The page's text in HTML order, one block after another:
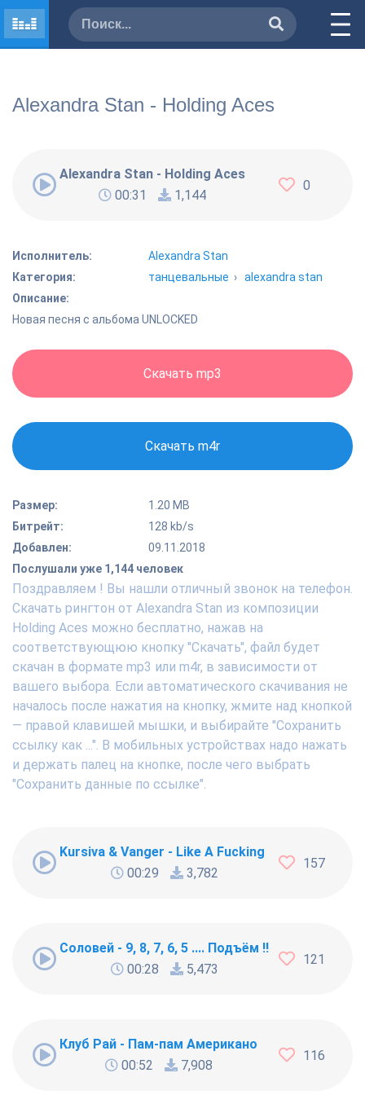
Alexandra Stan - Holding Aces
Alexandra Stan - Holding Aces
00:31
1,144
0
Исполнитель:
Alexandra Stan
Категория:
танцевальные ›alexandra stan
Описание:
Новая песня с альбома UNLOCKED
Скачать mp3
Скачать m4r
Размер:
1.20 MB
Битрейт:
128 kb/s
Добавлен:
09.11.2018
Послушали уже 1,144 человек
Поздравляем ! Вы нашли отличный звонок на телефон.
Скачать рингтон от Alexandra Stan из композиции
Holding Aces можно бесплатно, нажав на
соответствующюю кнопку "Скачать", файл будет
скачан в формате mp3 или m4r, в зависимости от
вашего выбора. Если автоматического скачивания не
началось после нажатия на кнопку, жмите над кнопкой
— правой клавишей мышки, и выбирайте "Сохранить
ссылку как ...". В мобильных устройствах надо нажать
и держать палец на кнопке, после чего выбрать
"Сохранить данные по ссылке".
Kursiva & Vanger - Like A Fucking Newbie
00:29
3,782
157
Соловей - 9, 8, 7, 6, 5 .... Подъём !!!
00:28
5,473
121
Клуб Рай - Пам-пам Американо
00:52
7,908
116